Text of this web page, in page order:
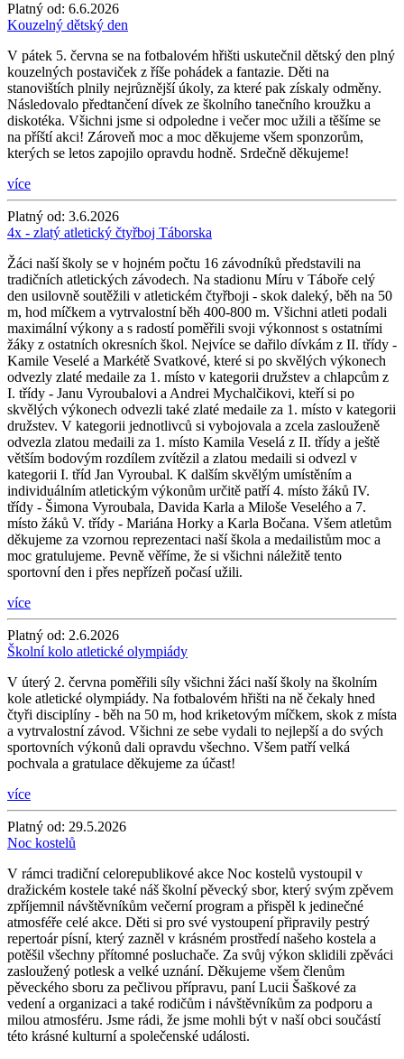
Platný od: 6.6.2026
Kouzelný dětský den
V pátek 5. června se na fotbalovém hřišti uskutečnil dětský den plný
kouzelných postaviček z říše pohádek a fantazie. Děti na
stanovištích plnily nejrůznější úkoly, za které pak získaly odměny.
Následovalo předtančení dívek ze školního tanečního kroužku a
diskotéka. Všichni jsme si odpoledne i večer moc užili a těšíme se
na příští akci! Zároveň moc a moc děkujeme všem sponzorům,
kterých se letos zapojilo opravdu hodně. Srdečně děkujeme!
více
Platný od: 3.6.2026
4x - zlatý atletický čtyřboj Táborska
Žáci naší školy se v hojném počtu 16 závodníků představili na
tradičních atletických závodech. Na stadionu Míru v Táboře celý
den usilovně soutěžili v atletickém čtyřboji - skok daleký, běh na 50
m, hod míčkem a vytrvalostní běh 400-800 m. Všichni atleti podali
maximální výkony a s radostí poměřili svoji výkonnost s ostatními
žáky z ostatních okresních škol. Nejvíce se dařilo dívkám z II. třídy -
Kamile Veselé a Markétě Svatkové, které si po skvělých výkonech
odvezly zlaté medaile za 1. místo v kategorii družstev a chlapcům z
I. třídy - Janu Vyroubalovi a Andrei Mychalčikovi, kteří si po
skvělých výkonech odvezli také zlaté medaile za 1. místo v kategorii
družstev. V kategorii jednotlivců si vybojovala a zcela zaslouženě
odvezla zlatou medaili za 1. místo Kamila Veselá z II. třídy a ještě
větším bodovým rozdílem zvítězil a zlatou medaili si odvezl v
kategorii I. tříd Jan Vyroubal. K dalším skvělým umístěním a
individuálním atletickým výkonům určitě patří 4. místo žáků IV.
třídy - Šimona Vyroubala, Davida Karla a Miloše Veselého a 7.
místo žáků V. třídy - Mariána Horky a Karla Bočana. Všem atletům
děkujeme za vzornou reprezentaci naší škola a medailistům moc a
moc gratulujeme. Pevně věříme, že si všichni náležitě tento
sportovní den i přes nepřízeň počasí užili.
více
Platný od: 2.6.2026
Školní kolo atletické olympiády
V úterý 2. června poměřili síly všichni žáci naší školy na školním
kole atletické olympiády. Na fotbalovém hřišti na ně čekaly hned
čtyři disciplíny - běh na 50 m, hod kriketovým míčkem, skok z místa
a vytrvalostní závod. Všichni ze sebe vydali to nejlepší a do svých
sportovních výkonů dali opravdu všechno. Všem patří velká
pochvala a gratulace děkujeme za účast!
více
Platný od: 29.5.2026
Noc kostelů
V rámci tradiční celorepublikové akce Noc kostelů vystoupil v
dražickém kostele také náš školní pěvecký sbor, který svým zpěvem
zpříjemnil návštěvníkům večerní program a přispěl k jedinečné
atmosféře celé akce. Děti si pro své vystoupení připravily pestrý
repertoár písní, který zazněl v krásném prostředí našeho kostela a
potěšil všechny přítomné posluchače. Za svůj výkon sklidili zpěváci
zasloužený potlesk a velké uznání. Děkujeme všem členům
pěveckého sboru za pečlivou přípravu, paní Lucii Šaškové za
vedení a organizaci a také rodičům i návštěvníkům za podporu a
milou atmosféru. Jsme rádi, že jsme mohli být v naší obci součástí
této krásné kulturní a společenské události.